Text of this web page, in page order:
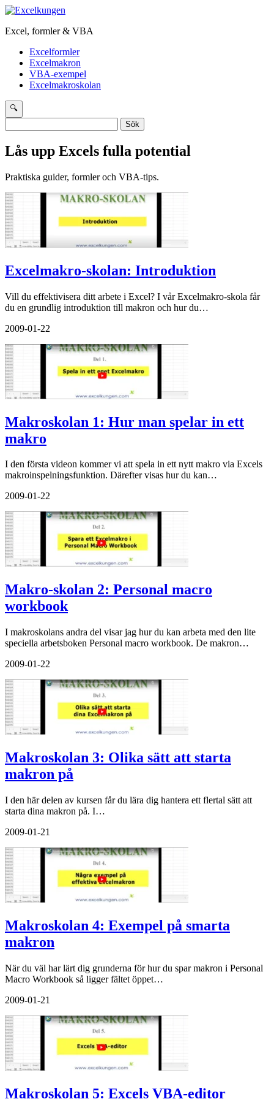
Excel, formler & VBA
Excelformler
Excelmakron
VBA-exempel
Excelmakroskolan
🔍
efter:
Lås upp Excels fulla potential
Praktiska guider, formler och VBA-tips.
Excelmakro-skolan: Introduktion
Vill du effektivisera ditt arbete i Excel? I vår Excelmakro-skola får
du en grundlig introduktion till makron och hur du…
2009-01-22
Makroskolan 1: Hur man spelar in ett
makro
I den första videon kommer vi att spela in ett nytt makro via Excels
makroinspelningsfunktion. Därefter visas hur du kan…
2009-01-22
Makro-skolan 2: Personal macro
workbook
I makroskolans andra del visar jag hur du kan arbeta med den lite
speciella arbetsboken Personal macro workbook. De makron…
2009-01-22
Makroskolan 3: Olika sätt att starta
makron på
I den här delen av kursen får du lära dig hantera ett flertal sätt att
starta dina makron på. I…
2009-01-21
Makroskolan 4: Exempel på smarta
makron
När du väl har lärt dig grunderna för hur du spar makron i Personal
Macro Workbook så ligger fältet öppet…
2009-01-21
Makroskolan 5: Excels VBA-editor